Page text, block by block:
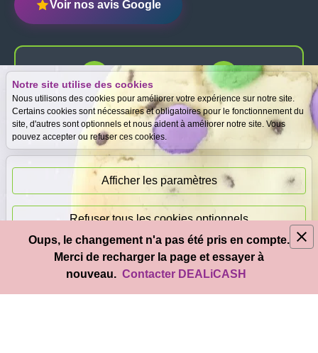
Notre site utilise des cookies
Nous utilisons des cookies pour améliorer votre expérience sur notre site.
Certains cookies sont nécessaires et obligatoires pour le fonctionnement du
site, d'autres sont optionnels et nous aident à améliorer notre site. Vous
pouvez accepter ou refuser ces cookies.
Afficher les paramètres
Refuser tous les cookies optionnels
Accepter tous les cookies
Voir nos avis Google
Expertise
gratuite
Meilleurs prix
garantis
Paiement
immédiat
© 2026 DEALiCASH- Tous droits réservés
Oups, le changement n'a pas été pris en compte.
Merci de recharger la page et essayer à
nouveau. Contacter DEALiCASH